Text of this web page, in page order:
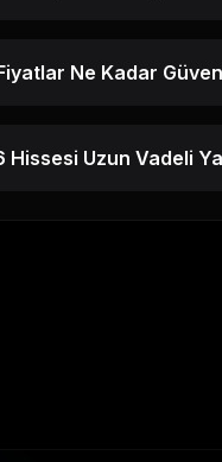
Ne Kadar
Hissesi Uzun Vadeli